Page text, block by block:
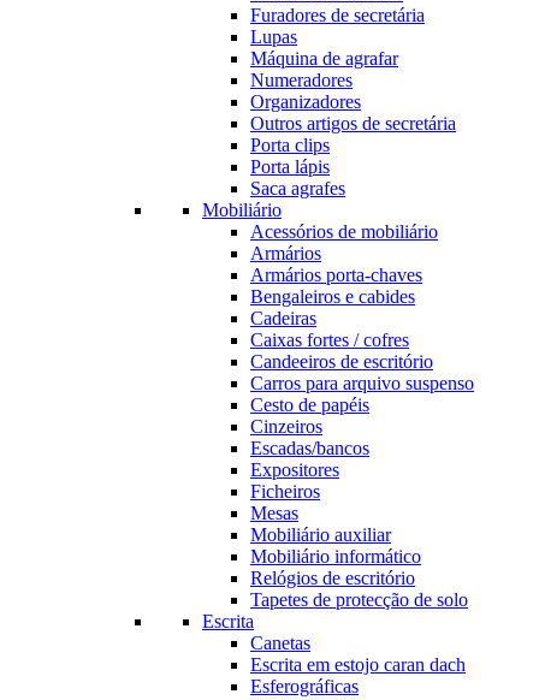
Furadores de secretária
Lupas
Máquina de agrafar
Numeradores
Organizadores
Outros artigos de secretária
Porta clips
Porta lápis
Saca agrafes
Mobiliário
Acessórios de mobiliário
Armários
Armários porta-chaves
Bengaleiros e cabides
Cadeiras
Caixas fortes / cofres
Candeeiros de escritório
Carros para arquivo suspenso
Cesto de papéis
Cinzeiros
Escadas/bancos
Expositores
Ficheiros
Mesas
Mobiliário auxiliar
Mobiliário informático
Relógios de escritório
Tapetes de protecção de solo
Escrita
Canetas
Escrita em estojo caran dach
Esferográficas